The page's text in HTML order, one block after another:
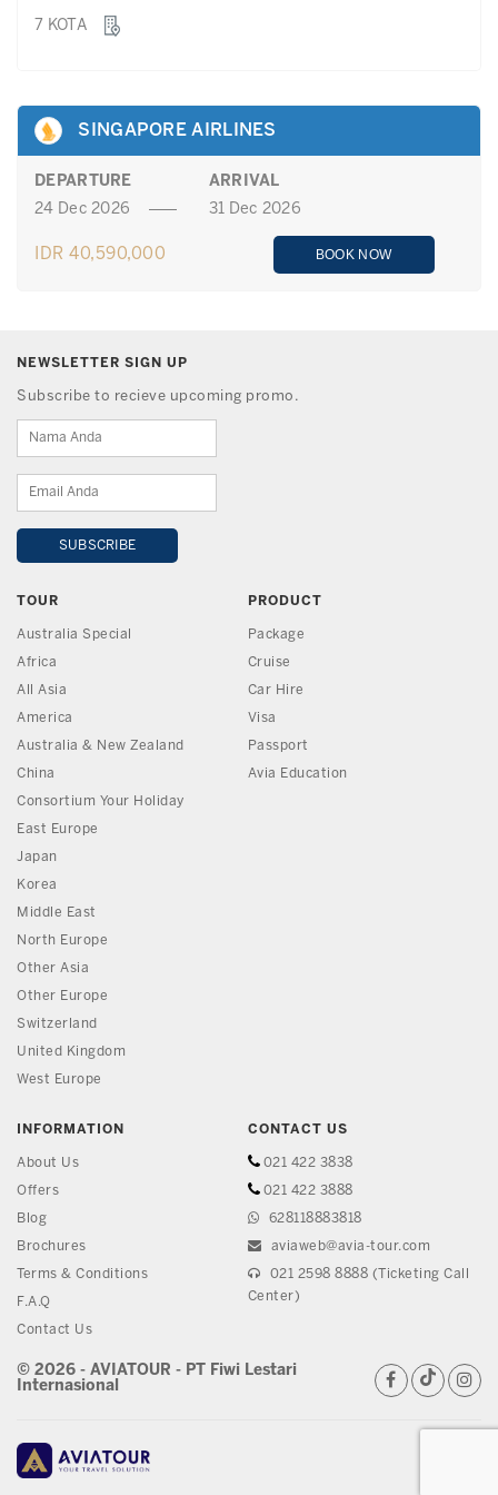
7 KOTA
SINGAPORE AIRLINES
DEPARTURE
ARRIVAL
24 Dec 2026
31 Dec 2026
IDR 40,590,000 BOOK NOW
NEWSLETTER SIGN UP
Subscribe to recieve upcoming promo.
TOUR
Australia Special
Africa
All Asia
America
Australia & New Zealand
China
Consortium Your Holiday
East Europe
Japan
Korea
Middle East
North Europe
Other Asia
Other Europe
Switzerland
United Kingdom
West Europe
PRODUCT
Package
Cruise
Car Hire
Visa
Passport
Avia Education
INFORMATION
About Us
Offers
Blog
Brochures
Terms & Conditions
F.A.Q
Contact Us
CONTACT US
021 422 3838
021 422 3888
628118883818
aviaweb@avia-tour.com
021 2598 8888 (Ticketing Call
Center)
© 2026 - AVIATOUR - PT Fiwi Lestari
Internasional